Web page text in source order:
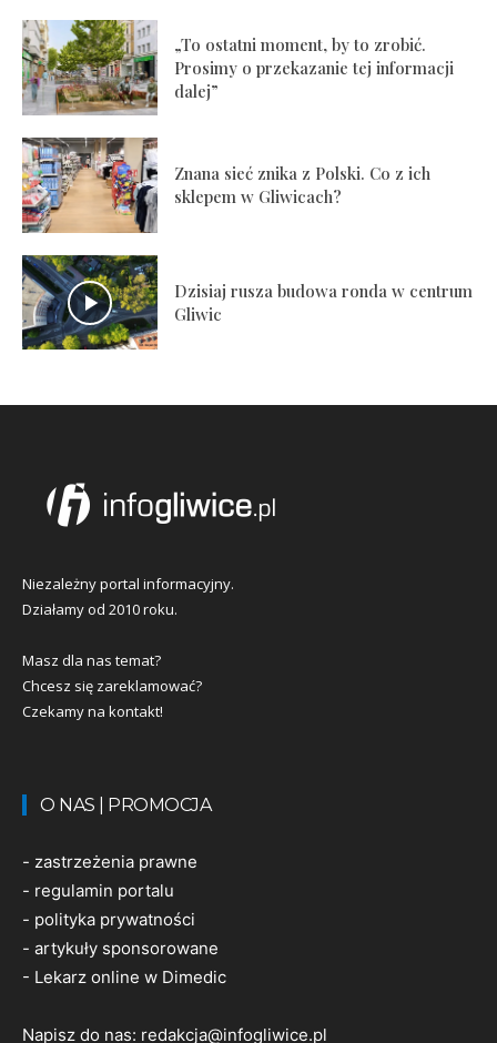
„To ostatni moment, by to zrobić.
Prosimy o przekazanie tej informacji
dalej”
Znana sieć znika z Polski. Co z ich
sklepem w Gliwicach?
Dzisiaj rusza budowa ronda w centrum
Gliwic
Niezależny portal informacyjny.
Działamy od 2010 roku.
Masz dla nas temat?
Chcesz się zareklamować?
Czekamy na kontakt!
O NAS | PROMOCJA
- zastrzeżenia prawne
- regulamin portalu
- polityka prywatności
- artykuły sponsorowane
- Lekarz online w Dimedic
Napisz do nas: redakcja@infogliwice.pl